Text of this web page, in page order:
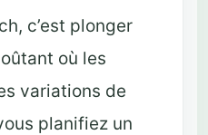
c’est plonger
où les
variations de
planifiez un